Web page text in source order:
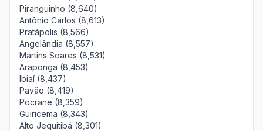
Piranguinho (8,640)
Antônio Carlos (8,613)
Pratápolis (8,566)
Angelândia (8,557)
Martins Soares (8,531)
Araponga (8,453)
Ibiaí (8,437)
Pavão (8,419)
Pocrane (8,359)
Guiricema (8,343)
Alto Jequitibá (8,301)